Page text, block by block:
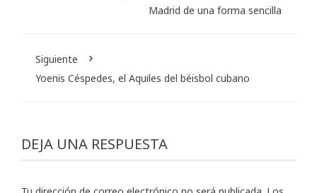
Madrid de una forma sencilla
Siguiente
Yoenis Céspedes, el Aquiles del béisbol cubano
DEJA UNA RESPUESTA